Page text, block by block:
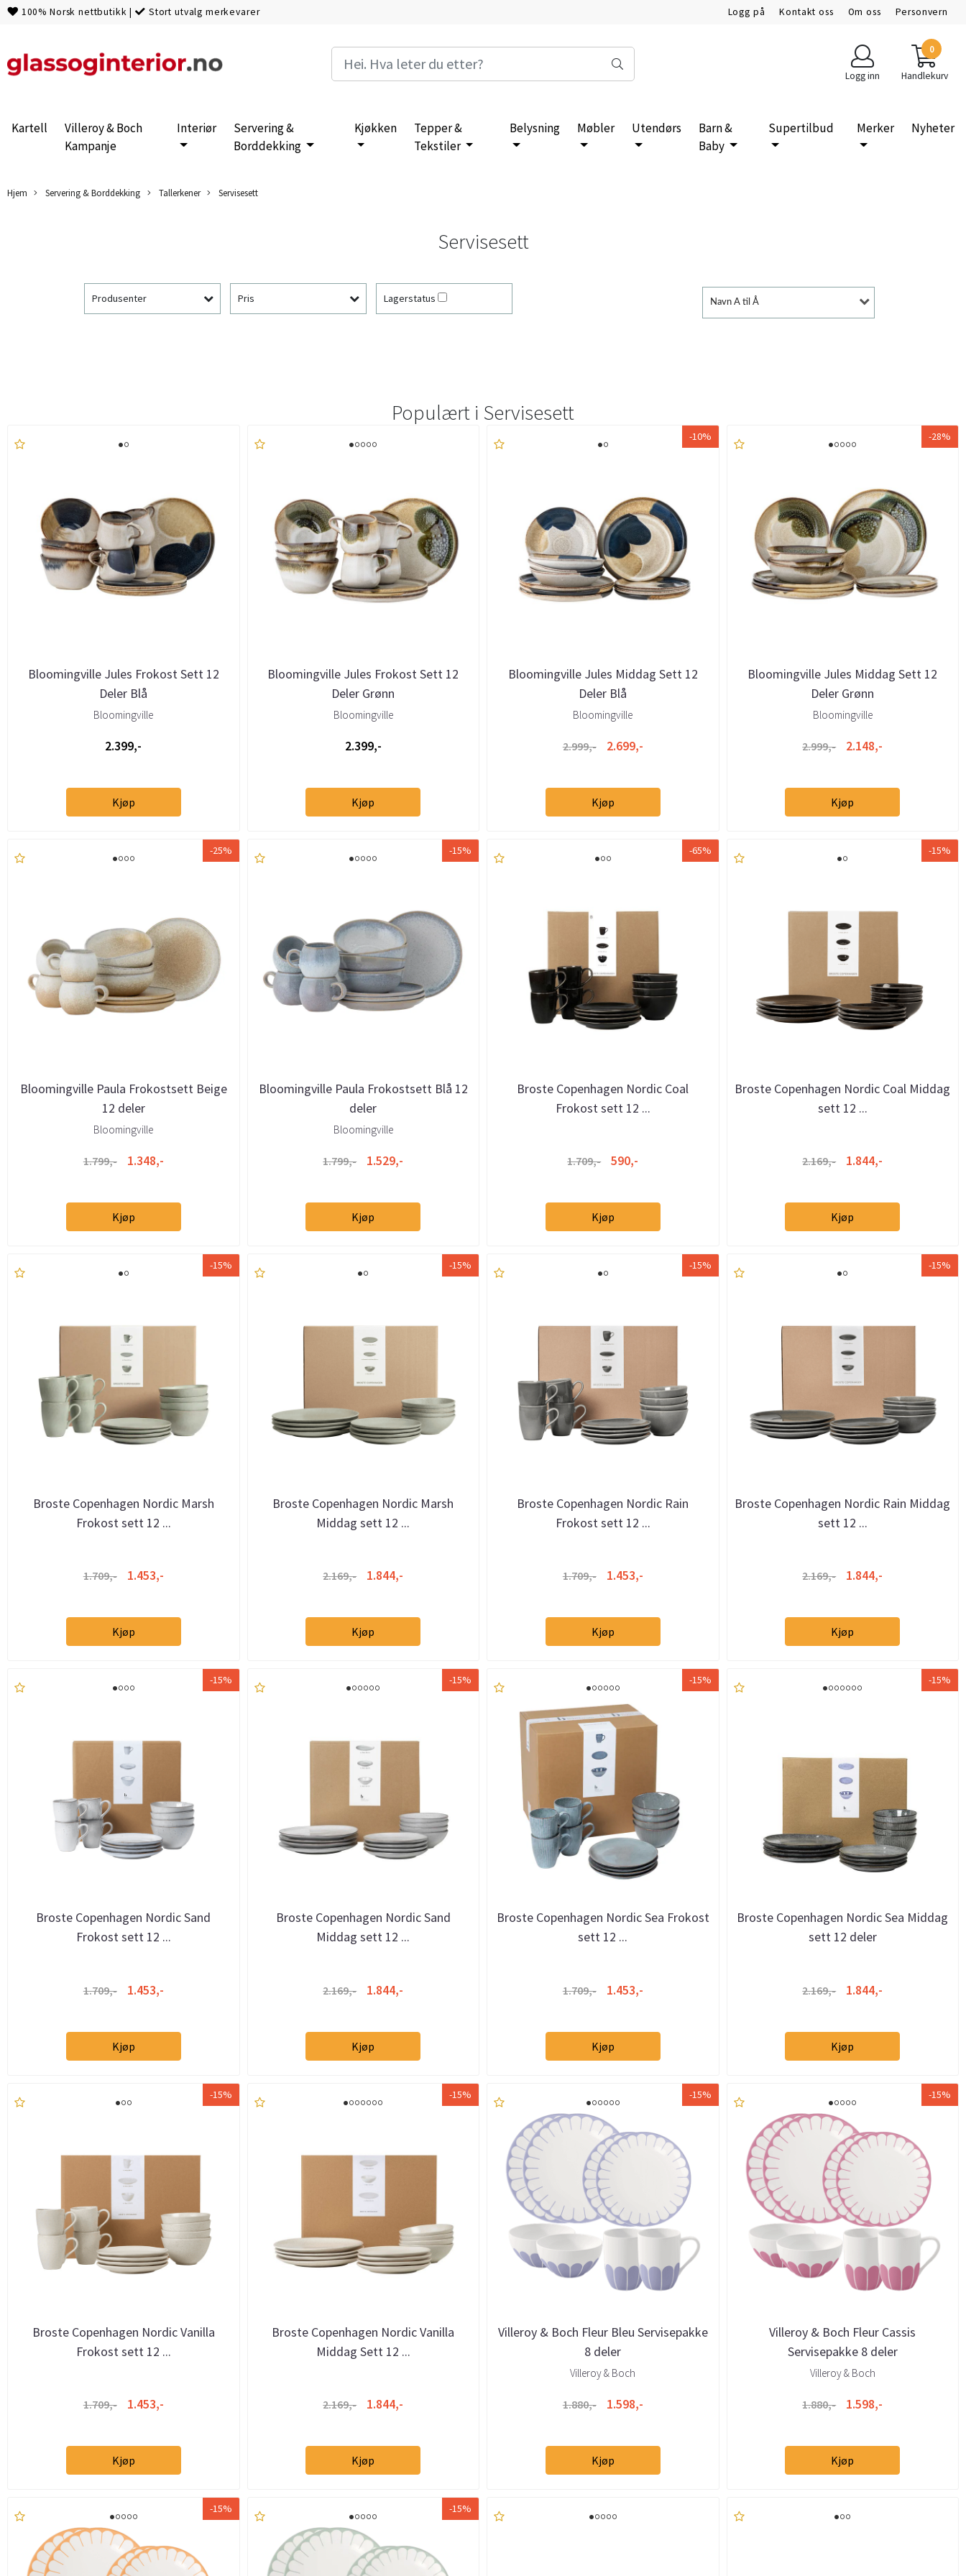
100% Norsk nettbutikk | Stort utvalg merkevarer Logg på Kontakt oss Om oss Personvern
Logg inn
0
Handlekurv
Kartell
Villeroy & Boch
Kampanje
Interiør
Servering &
Borddekking
Kjøkken
Tepper &
Tekstiler
Belysning Møbler Utendørs
Barn &
Baby
Supertilbud Merker Nyheter
Hjem Servering & Borddekking Tallerkener Servisesett
Servisesett
Produsenter Pris Lagerstatus Navn A til Å
Populært i Servisesett
Bloomingville Jules Frokost Sett 12
Deler Blå
Bloomingville
2.399,-
Kjøp
Bloomingville Jules Frokost Sett 12
Deler Grønn
Bloomingville
2.399,-
Kjøp
-10%
Bloomingville Jules Middag Sett 12
Deler Blå
Bloomingville
2.999,- 2.699,-
Kjøp
-28%
Bloomingville Jules Middag Sett 12
Deler Grønn
Bloomingville
2.999,- 2.148,-
Kjøp
-25%
Bloomingville Paula Frokostsett Beige
12 deler
Bloomingville
1.799,- 1.348,-
Kjøp
-15%
Bloomingville Paula Frokostsett Blå 12
deler
Bloomingville
1.799,- 1.529,-
Kjøp
-65%
Broste Copenhagen Nordic Coal
Frokost sett 12 ...
1.709,- 590,-
Kjøp
-15%
Broste Copenhagen Nordic Coal Middag
sett 12 ...
2.169,- 1.844,-
Kjøp
-15%
Broste Copenhagen Nordic Marsh
Frokost sett 12 ...
1.709,- 1.453,-
Kjøp
-15%
Broste Copenhagen Nordic Marsh
Middag sett 12 ...
2.169,- 1.844,-
Kjøp
-15%
Broste Copenhagen Nordic Rain
Frokost sett 12 ...
1.709,- 1.453,-
Kjøp
-15%
Broste Copenhagen Nordic Rain Middag
sett 12 ...
2.169,- 1.844,-
Kjøp
-15%
Broste Copenhagen Nordic Sand
Frokost sett 12 ...
1.709,- 1.453,-
Kjøp
-15%
Broste Copenhagen Nordic Sand
Middag sett 12 ...
2.169,- 1.844,-
Kjøp
-15%
Broste Copenhagen Nordic Sea Frokost
sett 12 ...
1.709,- 1.453,-
Kjøp
-15%
Broste Copenhagen Nordic Sea Middag
sett 12 deler
2.169,- 1.844,-
Kjøp
-15%
Broste Copenhagen Nordic Vanilla
Frokost sett 12 ...
1.709,- 1.453,-
Kjøp
-15%
Broste Copenhagen Nordic Vanilla
Middag Sett 12 ...
2.169,- 1.844,-
Kjøp
-15%
Villeroy & Boch Fleur Bleu Servisepakke
8 deler
Villeroy & Boch
1.880,- 1.598,-
Kjøp
-15%
Villeroy & Boch Fleur Cassis
Servisepakke 8 deler
Villeroy & Boch
1.880,- 1.598,-
Kjøp
-15% -15%